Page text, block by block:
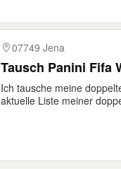
07749 Jena
Tausch Panini Fifa
Ich tausche meine
aktuelle Liste meiner